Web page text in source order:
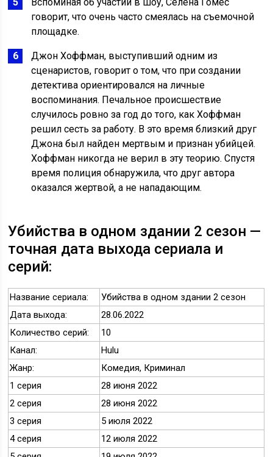
говорит, что очень часто смеялась на съемочной
площадке.
Джон Хоффман, выступивший одним из
сценаристов, говорит о том, что при создании
детектива ориентировался на личные
воспоминания. Печальное происшествие
случилось ровно за год до того, как Хоффман
решил сесть за работу. В это время близкий друг
Джона был найден мертвым и признан убийцей.
Хоффман никогда не верил в эту теорию. Спустя
время полиция обнаружила, что друг автора
оказался жертвой, а не нападающим.
Убийства в одном здании 2 сезон —
точная дата выхода сериала и
серий:
Название сериала:
Убийства в одном здании 2 сезон
Дата выхода:
28.06.2022
Количество серий:
10
Канал:
Hulu
Жанр:
Комедия, Криминал
1 серия
28 июня 2022
2 серия
28 июня 2022
3 серия
5 июля 2022
4 серия
12 июля 2022